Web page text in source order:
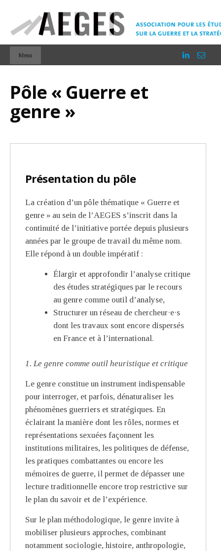
Menu
Pôle « Guerre et
genre »
Présentation du pôle
La création d’un pôle thématique « Guerre et
genre » au sein de l’AEGES s’inscrit dans la
continuité de l’initiative portée depuis plusieurs
années par le groupe de travail du même nom.
Elle répond à un double impératif :
Élargir et approfondir l’analyse critique
des études stratégiques par le recours
au genre comme outil d’analyse,
Structurer un réseau de chercheur·e·s
dont les travaux sont encore dispersés
en France et à l’international.
1. Le genre comme outil heuristique et critique
Le genre constitue un instrument indispensable
pour interroger, et parfois, dénaturaliser les
phénomènes guerriers et stratégiques. En
éclairant la manière dont les rôles, normes et
représentations sexuées façonnent les
institutions militaires, les politiques de défense,
les pratiques combattantes ou encore les
mémoires de guerre, il permet de dépasser une
lecture traditionnelle encore trop restrictive sur
le plan du savoir et de l’expérience.
Sur le plan méthodologique, le genre invite à
mobiliser plusieurs approches, combinant
notamment sociologie, histoire, anthropologie,